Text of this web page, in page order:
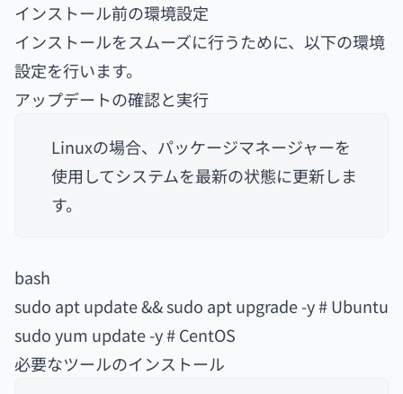
インストール前の環境設定
インストールをスムーズに行うために、以下の環境
設定を行います。
アップデートの確認と実行
Linuxの場合、パッケージマネージャーを
使用してシステムを最新の状態に更新しま
す。
bash
sudo apt update && sudo apt upgrade -y # Ubuntu
sudo yum update -y # CentOS
必要なツールのインストール